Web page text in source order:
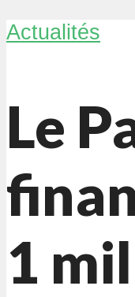
Actualités
Le
1